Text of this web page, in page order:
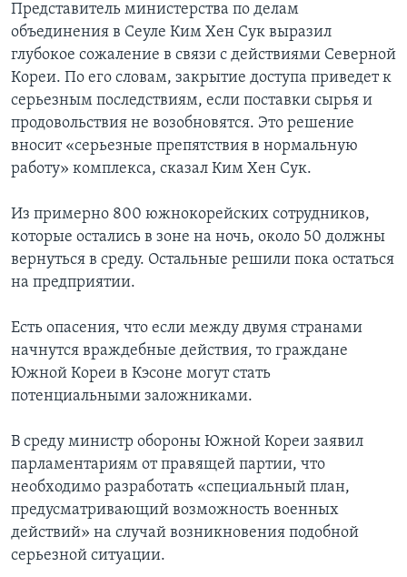
Представитель министерства по делам
объединения в Сеуле Ким Хен Сук выразил
глубокое сожаление в связи с действиями Северной
Кореи. По его словам, закрытие доступа приведет к
серьезным последствиям, если поставки сырья и
продовольствия не возобновятся. Это решение
вносит «серьезные препятствия в нормальную
работу» комплекса, сказал Ким Хен Сук.
Из примерно 800 южнокорейских сотрудников,
которые остались в зоне на ночь, около 50 должны
вернуться в среду. Остальные решили пока остаться
на предприятии.
Есть опасения, что если между двумя странами
начнутся враждебные действия, то граждане
Южной Кореи в Кэсоне могут стать
потенциальными заложниками.
В среду министр обороны Южной Кореи заявил
парламентариям от правящей партии, что
необходимо разработать «специальный план,
предусматривающий возможность военных
действий» на случай возникновения подобной
серьезной ситуации.